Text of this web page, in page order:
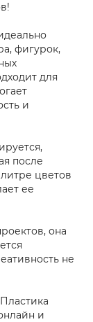
фигурок,
для
и
после
цветов
ее
она
не
и